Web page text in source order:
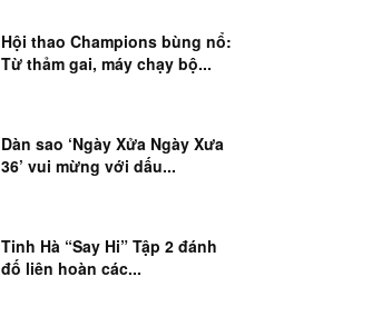
Hội thao Champions bùng nổ:
Từ thảm gai, máy chạy bộ...
Dàn sao ‘Ngày Xửa Ngày Xưa
36’ vui mừng với dấu...
Tinh Hà “Say Hi” Tập 2 đánh
đố liên hoàn các...